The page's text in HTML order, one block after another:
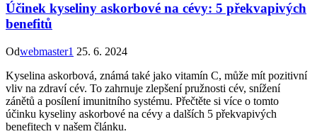
Účinek kyseliny askorbové na cévy: 5 překvapivých
benefitů
Odwebmaster1 25. 6. 2024
Kyselina askorbová, známá také jako vitamín C, může mít pozitivní
vliv na zdraví cév. To zahrnuje zlepšení pružnosti cév, snížení
zánětů a posílení imunitního systému. Přečtěte si více o tomto
účinku kyseliny askorbové na cévy a dalších 5 překvapivých
benefitech v našem článku.